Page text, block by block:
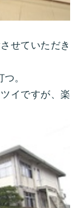
せていただき
。
イですが、楽